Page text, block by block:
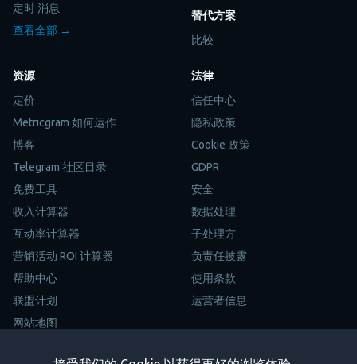
定时 消息
查看全部 →
替代方案
比较
资源
定价
Metricgram 如何运作
博客
Telegram 社区目录
免费工具
收入计算器
互动率计算器
营销活动 ROI 计算器
帮助中心
联盟计划
网站地图
法律
信任中心
隐私政策
Cookie 政策
GDPR
安全
数据处理
子处理方
负责任披露
使用条款
运营者信息